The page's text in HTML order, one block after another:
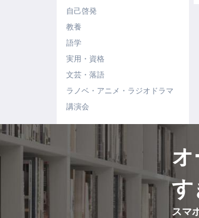
自己啓発
教養
語学
実用・資格
文芸・落語
ラノベ・アニメ・ラジオドラマ
講演会
す
スマ